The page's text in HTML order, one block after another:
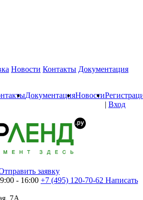
Новости Контакты Документация
ДокументацияНовости
| Вход
заявку
- 16:00 +7 (495) 120-70-62 Написать
7А